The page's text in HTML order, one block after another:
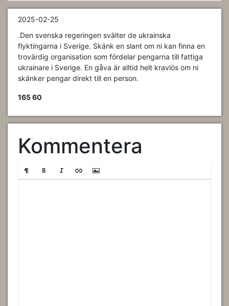
2025-02-25
.Den svenska regeringen svälter de ukrainska
flyktingarna i Sverige. Skänk en slant om ni kan finna en
trovärdig organisation som fördelar pengarna till fattiga
ukrainare i Sverige. En gåva är alltid helt kravlös om ni
skänker pengar direkt till en person.
165 60
Kommentera